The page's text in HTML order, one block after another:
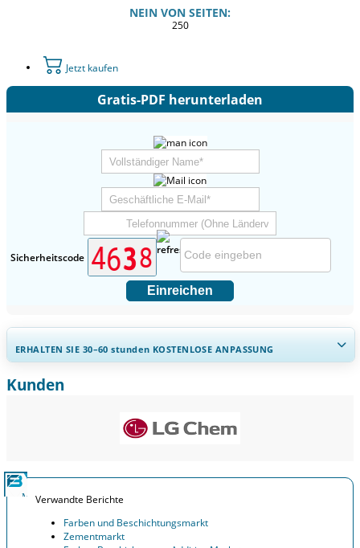
NEIN VON SEITEN:
250
Jetzt kaufen
Gratis-PDF herunterladen
Sicherheitscode
Einreichen
ERHALTEN SIE 30–60stunden KOSTENLOSE ANPASSUNG
Regionale und länderspezifische Abdeckung erweitern,
Benchmarking, und Endnutzer-Einblicke.
Kunden
Verwandte Berichte
Farben und Beschichtungsmarkt
Zementmarkt